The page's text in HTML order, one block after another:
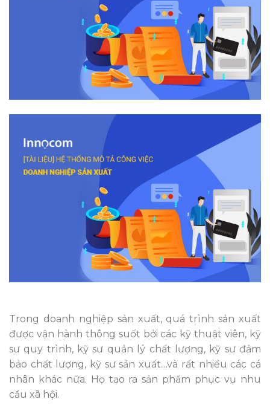
Trong doanh nghiệp sản xuất, quá trình sản xuất
được vận hành thông suốt bởi các kỹ thuật viên, kỹ
sư quy trình, kỹ sư quản lý chất lượng, kỹ sư đảm
bảo chất lượng, kỹ sư sản xuất…và rất nhiều các cá
nhân khác nữa. Họ tạo ra sản phẩm phục vụ nhu
cầu xã hội.